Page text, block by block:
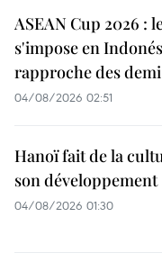
ASEAN Cup 2026 :
s'impose en
rapproche des
04/08/2026 02:51
Hanoï fait de la
son développement
04/08/2026 01:30